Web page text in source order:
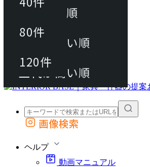
動画マニュアル
FAQ
カート
外部サイトの商品をカートに追加
画像検索
ヘルプ
動画マニュアル
80件
120件
おすすめ順
上代が安い順
上代が高い順
80件
120件